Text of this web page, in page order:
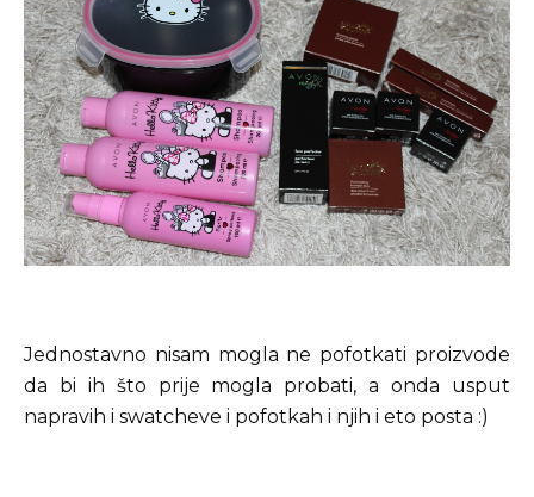
Jednostavno nisam mogla ne pofotkati proizvode
da bi ih što prije mogla probati, a onda usput
napravih i swatcheve i pofotkah i njih i eto posta :)